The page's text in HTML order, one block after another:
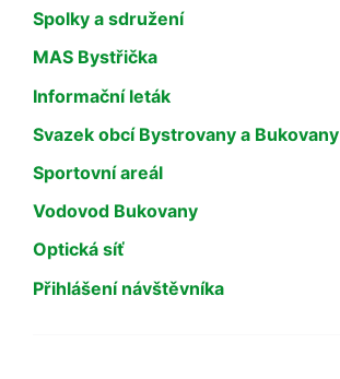
Spolky a sdružení
MAS Bystřička
Informační leták
Svazek obcí Bystrovany a Bukovany
Sportovní areál
Vodovod Bukovany
Optická síť
Přihlášení návštěvníka